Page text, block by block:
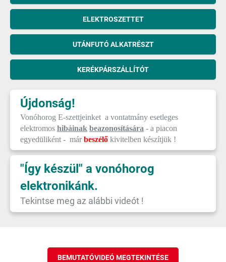
ELEKTROSZETTET
UTÁNFUTÓ ALKATRÉSZT
KERÉKPÁRSZÁLLÍTÓT
Újdonság!
Vonóhorog E-szettjeinket a vontatmány esetleges
elektromos hibáinak beazonosítására - a piacon
egyedüliként - márbeszélő kivitelben készítjük !
"Így készül" a vonóhorog
elektronikánk.
Tekintse meg az alábbi videót !
BEMUTATÓVIDEÓ MEGTEKINTÉSE